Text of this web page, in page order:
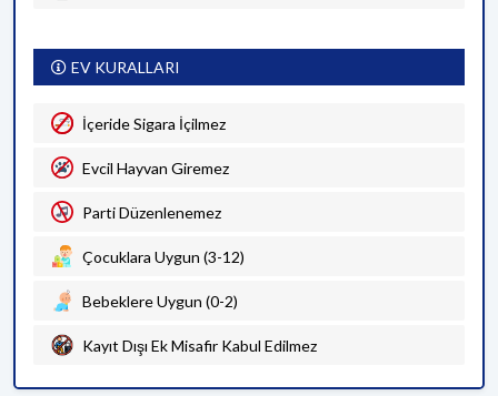
EV KURALLARI
İçeride Sigara İçilmez
Evcil Hayvan Giremez
Parti Düzenlenemez
Çocuklara Uygun (3-12)
Bebeklere Uygun (0-2)
Kayıt Dışı Ek Misafir Kabul Edilmez